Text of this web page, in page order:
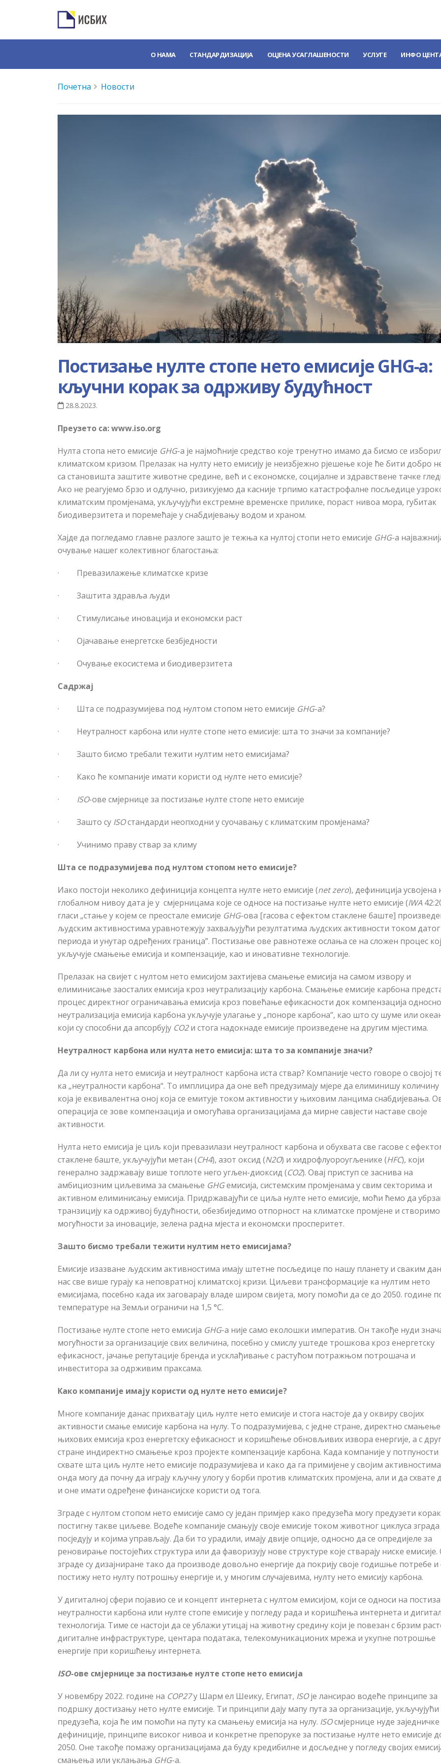
О НАМА СТАНДАРДИЗАЦИЈА ОЦЈЕНА УСАГЛАШЕНОСТИ УСЛУГЕ ИНФО
Почетна Новости
Постизање нулте стопе нето емисије GHG-a:
кључни корак за одрживу будућност
28.8.2023.
Преузето са:www.iso.org
Нулта стопа нето емисије GHG-a је најмоћније средство које тренутно имамо да бисмо се
климатском кризом. Прелазак на нулту нето емисију је неизбјежно рјешење које ће бити добро
са становишта заштите животне средине, већ и с економске, социјалне и здравствене тачке
Ако не реагујемо брзо и одлучно, ризикујемо да касније трпимо катастрофалне посљедице
климатским промјенама, укључујући екстремне временске прилике, пораст нивоа мора, губитак
биодиверзитета и поремећаје у снабдијевању водом и храном.
Хајде да погледамо главне разлоге зашто је тежња ка нултој стопи нето емисије GHG-a
очување нашег колективног благостања:
· Превазилажење климатске кризе
· Заштита здравља људи
· Стимулисање иновација и економски раст
· Ојачавање енергетске безбједности
· Очување екосистема и биодиверзитета
Садржај
· Шта се подразумијева под нултом стопом нето емисије GHG-a?
· Неутралност карбона или нулте стопе нето емисије: шта то значи за компаније?
· Зашто бисмо требали тежити нултим нето емисијама?
· Како ће компаније имати користи од нулте нето емисије?
· ISO-ове смјернице за постизање нулте стопе нето емисије
· Зашто су ISOстандарди неопходни у суочавању с климатским промјенама?
· Учинимо праву ствар за климу
Шта се подразумијева под нултом стопом нето емисије?
Иако постоји неколико дефиниција концепта нулте нето емисије (net zero), дефиниција усвојена
глобалном нивоу дата је у смјерницама које се односе на постизање нулте нето емисије (IWA
гласи „стање у којем се преостале емисије GHG-ова [гасова с ефектом стаклене баште]
људским активностима уравнотежују захваљујући резултатима људских активности током датог
периода и унутар одређених граница”. Постизање ове равнотеже ослања се на сложен процес
укључује смањење емисија и компензације, као и иновативне технологије.
Прелазак на свијет с нултом нето емисијом захтијева смањење емисија на самом извору и
елиминисање заосталих емисија кроз неутрализацију карбона. Смањење емисије карбона
процес директног ограничавања емисија кроз повећање ефикасности док компензација односно
неутрализација емисија карбона укључује улагање у „поноре карбона”, као што су шуме или
који су способни да апсорбују CO2и стога надокнаде емисије произведене на другим мјестима.
Неутралност карбона или нулта нето емисија: шта то за компаније значи?
Да ли су нулта нето емисија и неутралност карбона иста ствар? Компаније често говоре о својој
ка „неутралности карбона“. То имплицира да оне већ предузимају мјере да елиминишу количину
која је еквивалентна оној која се емитује током активности у њиховим ланцима снабдијевања.
операција се зове компензација и омогућава организацијама да мирне савјести наставе своје
активности.
Нулта нето емисија је циљ који превазилази неутралност карбона и обухвата све гасове с
стаклене баште, укључујући метан (CH4), азот оксид (N2O) и хидрофлуороугљенике (HFC), који
генерално задржавају више топлоте него угљен-диоксид (CO2). Овај приступ се заснива на
амбициозним циљевима за смањење GHGемисија, системским промјенама у свим секторима и
активном елиминисању емисија. Придржавајући се циља нулте нето емисије, моћи ћемо да
транзицију ка одрживој будућности, обезбиједимо отпорност на климатске промјене и створимо
могућности за иновације, зелена радна мјеста и економски просперитет.
Зашто бисмо требали тежити нултим нето емисијама?
Емисије изазване људским активностима имају штетне посљедице по нашу планету и сваким
нас све више гурају ка неповратној климатској кризи. Циљеви трансформације ка нултим нето
емисијама, посебно када их заговарају владе широм свијета, могу помоћи да се до 2050. године
температуре на Земљи ограничи на 1,5 °C.
Постизање нулте стопе нето емисија GHG-a није само еколошки императив. Он такође нуди
могућности за организације свих величина, посебно у смислу уштеде трошкова кроз енергетску
ефикасност, јачање репутације бренда и усклађивање с растућом потражњом потрошача и
инвеститора за одрживим праксама.
Како компаније имају користи од нулте нето емисије?
Многе компаније данас прихватају циљ нулте нето емисије и стога настоје да у оквиру својих
активности смање емисије карбона на нулу. То подразумијева, с једне стране, директно смањење
њихових емисија кроз енергетску ефикасност и коришћење обновљивих извора енергије, а с
стране индиректно смањење кроз пројекте компензације карбона. Када компаније у потпуности
схвате шта циљ нулте нето емисије подразумијева и како да га примијене у својим
онда могу да почну да играју кључну улогу у борби против климатских промјена, али и да схвате
и оне имати одређене финансијске користи од тога.
Зграде с нултом стопом нето емисије само су један примјер како предузећа могу предузети
постигну такве циљеве. Водеће компаније смањују своје емисије током животног циклуса зграда
посједују и којима управљају. Да би то урадили, имају двије опције, односно да се опредијеле за
реновирање постојећих структура или да фаворизују нове структуре које стварају ниске
зграде су дизајниране тако да производе довољно енергије да покрију своје годишње потребе и
постижу нето нулту потрошњу енергије и, у многим случајевима, нулту нето емисију карбона.
У дигиталној сфери појавио се и концепт интернета с нултом емисијом, који се односи на
неутралности карбона или нулте стопе емисије у погледу рада и коришћења интернета и
технологија. Тиме се настоји да се ублажи утицај на животну средину који је повезан с брзим
дигиталне инфраструктуре, центара података, телекомуникационих мрежа и укупне потрошње
енергије при коришћењу интернета.
ISO-ове смјернице за постизање нулте стопе нето емисија
У новембру 2022. године на COP27у Шарм ел Шеику, Египат, ISOје лансирао водеће принципе за
подршку достизању нето нулте емисије. Ти принципи дају мапу пута за организације, укључујући
предузећа, која ће им помоћи на путу ка смањењу емисија на нулу. ISOсмјернице нуде заједничке
дефиниције, принципе високог нивоа и конкретне препоруке за постизање нулте нето емисије
2050. Оне такође помажу организацијама да буду кредибилне и досљедне у погледу својих
смањења или уклањања GHG-a.